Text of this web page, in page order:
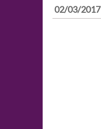
02/03/2017